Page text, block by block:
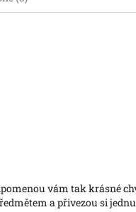
vám tak krásné
a přivezou si